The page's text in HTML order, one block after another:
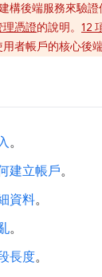
構後端服務來驗
理憑證的說明。 12
者帳戶的核心後端
。
建立帳戶。
資料。
。
長度。